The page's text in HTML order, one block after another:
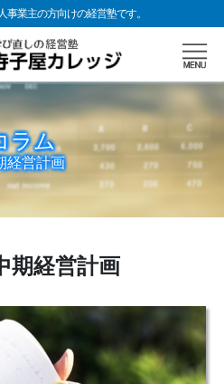
事業主の方向けの経営塾です。
ラム
経営計画
期経営計画